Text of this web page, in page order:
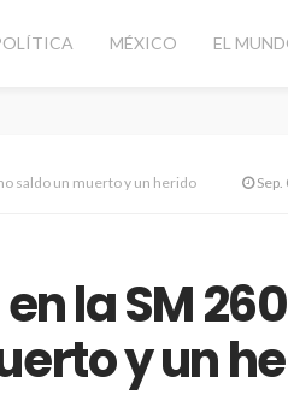
MÉXICO EL
saldo un muerto y un herido
la SM
y un